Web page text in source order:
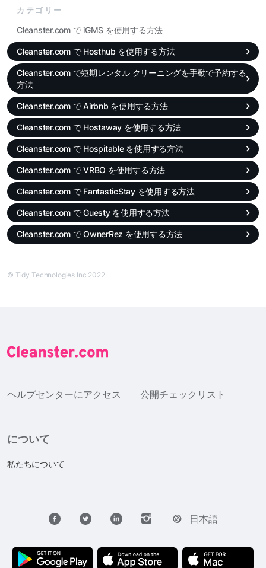
カテゴリー
Cleanster.com で iGMS を使用する方法
Cleanster.com で Hosthub を使用する方法
Cleanster.com で短期レンタル クリーニングを手動で予約する
方法
Cleanster.com で Airbnb を使用する方法
Cleanster.com で Hostaway を使用する方法
Cleanster.com で Hospitable を使用する方法
Cleanster.com で VRBO を使用する方法
Cleanster.com で FantasticStay を使用する方法
Cleanster.com で Guesty を使用する方法
Cleanster.com で OwnerRez を使用する方法
© Tidy Technologies Inc 2022
ヘルプセンターにアクセス 公開チェックリスト
について
私たちについて
日本語